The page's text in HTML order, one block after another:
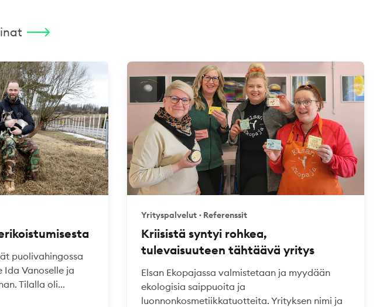
puolivahingossa
Vanoselle ja
Tilalla oli...
Yrityspalvelut · Referenssit
Kriisistä syntyi rohkea,
tulevaisuuteen tähtäävä yritys
Elsan Ekopajassa valmistetaan ja myydään
ekologisia saippuoita ja
luonnonkosmetiikkatuotteita. Yrityksen nimi ja